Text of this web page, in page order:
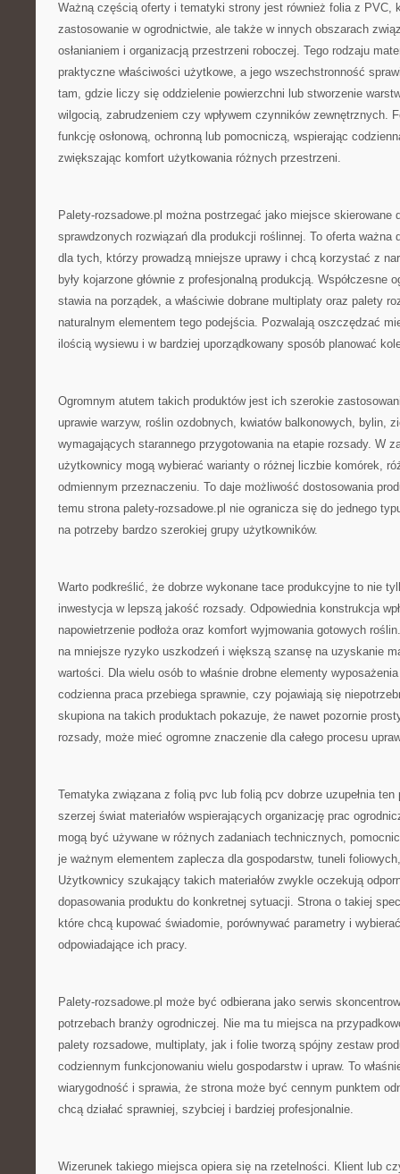
Ważną częścią oferty i tematyki strony jest również folia z PVC,
zastosowanie w ogrodnictwie, ale także w innych obszarach
osłanianiem i organizacją przestrzeni roboczej. Tego rodzaju
praktyczne właściwości użytkowe, a jego wszechstronność
tam, gdzie liczy się oddzielenie powierzchni lub stworzenie
wilgocią, zabrudzeniem czy wpływem czynników zewnętrznych.
funkcję osłonową, ochronną lub pomocniczą, wspierając
zwiększając komfort użytkowania różnych przestrzeni.
Palety-rozsadowe.pl można postrzegać jako miejsce skierowane
sprawdzonych rozwiązań dla produkcji roślinnej. To oferta ważna
dla tych, którzy prowadzą mniejsze uprawy i chcą korzystać z
były kojarzone głównie z profesjonalną produkcją. Współczesne
stawia na porządek, a właściwie dobrane multiplaty oraz palety
naturalnym elementem tego podejścia. Pozwalają oszczędzać
ilością wysiewu i w bardziej uporządkowany sposób planować
Ogromnym atutem takich produktów jest ich szerokie
uprawie warzyw, roślin ozdobnych, kwiatów balkonowych, bylin,
wymagających starannego przygotowania na etapie rozsady. W
użytkownicy mogą wybierać warianty o różnej liczbie komórek,
odmiennym przeznaczeniu. To daje możliwość dostosowania
temu strona palety-rozsadowe.pl nie ogranicza się do jednego
na potrzeby bardzo szerokiej grupy użytkowników.
Warto podkreślić, że dobrze wykonane tace produkcyjne to nie
inwestycja w lepszą jakość rozsady. Odpowiednia konstrukcja
napowietrzenie podłoża oraz komfort wyjmowania gotowych
na mniejsze ryzyko uszkodzeń i większą szansę na uzyskanie
wartości. Dla wielu osób to właśnie drobne elementy
codzienna praca przebiega sprawnie, czy pojawiają się
skupiona na takich produktach pokazuje, że nawet pozornie
rozsady, może mieć ogromne znaczenie dla całego procesu
Tematyka związana z folią pvc lub folią pcv dobrze uzupełnia
szerzej świat materiałów wspierających organizację prac
mogą być używane w różnych zadaniach technicznych,
je ważnym elementem zaplecza dla gospodarstw, tuneli
Użytkownicy szukający takich materiałów zwykle oczekują
dopasowania produktu do konkretnej sytuacji. Strona o takiej
które chcą kupować świadomie, porównywać parametry i
odpowiadające ich pracy.
Palety-rozsadowe.pl może być odbierana jako serwis
potrzebach branży ogrodniczej. Nie ma tu miejsca na
palety rozsadowe, multiplaty, jak i folie tworzą spójny zestaw
codziennym funkcjonowaniu wielu gospodarstw i upraw. To
wiarygodność i sprawia, że strona może być cennym punktem
chcą działać sprawniej, szybciej i bardziej profesjonalnie.
Wizerunek takiego miejsca opiera się na rzetelności. Klient lub